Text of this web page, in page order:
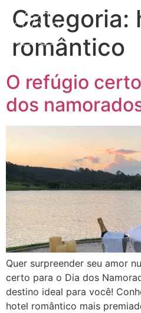
Categoria:
romântico
O refúgio
dos
Quer surpreender seu amor
certo para o Dia dos
destino ideal para você!
hotel romântico mais